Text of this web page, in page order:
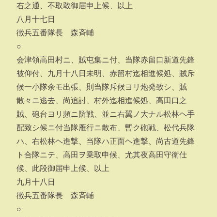
右之通、不取敢御届申上候、以上
八月十七日
徴兵五番隊長 森斉輔
○
会津領高田村ニ、賊屯集ニ付、当隊赤留口新道先鋒
被仰付、九月十八日未明、赤留村迄相進候処、賊斥
候一小隊余モ出張、則当隊斥候ヨリ炮発致シ、賊
散々ニ逃去、尚追討、村外迄相進候処、高田口之
賊、砲台ヨリ頻ニ防戦、並ニ右翼ノ大ナル松林ヘ手
配致シ候ニ付当隊雁行ニ散布、暫ク砲戦、松代兵隊
ハ、右松林ヘ進撃、当隊ハ正面ヘ進撃、尚古道先鋒
ト合隊ニテ、高田ヲ乗取申候、尤其夜高田守衛仕
候、此段御届申上候、以上
九月十八日
徴兵五番隊長 森斉輔
○